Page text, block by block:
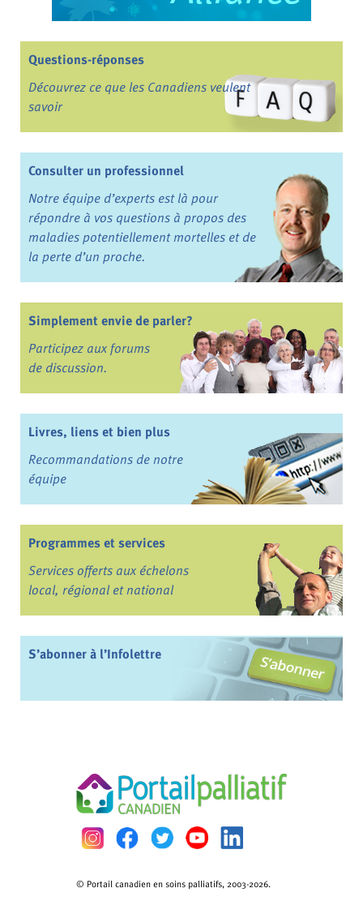
Questions-réponses
Découvrez ce que les Canadiens veulent
savoir
Consulter un professionnel
Notre équipe d’experts est là pour
répondre à vos questions à propos des
maladies potentiellement mortelles et de
la perte d’un proche.
Simplement envie de parler?
Participez aux forums
de discussion.
Livres, liens et bien plus
Recommandations de notre
équipe
Programmes et services
Services offerts aux échelons
local, régional et national
S’abonner à l’Infolettre
© Portail canadien en soins palliatifs, 2003-2026.